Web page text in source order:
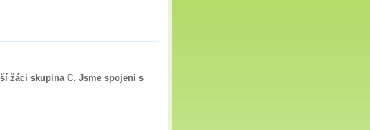
žáci skupina C. Jsme spojeni s